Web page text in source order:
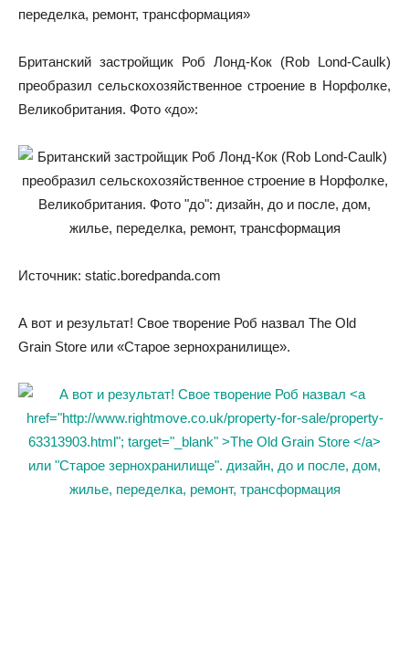
переделка, ремонт, трансформация»
Британский застройщик Роб Лонд-Кок (Rob Lond-Caulk)
преобразил сельскохозяйственное строение в Норфолке,
Великобритания. Фото «до»:
Источник: static.boredpanda.com
А вот и результат! Свое творение Роб назвал The Old
Grain Store или «Старое зернохранилище».